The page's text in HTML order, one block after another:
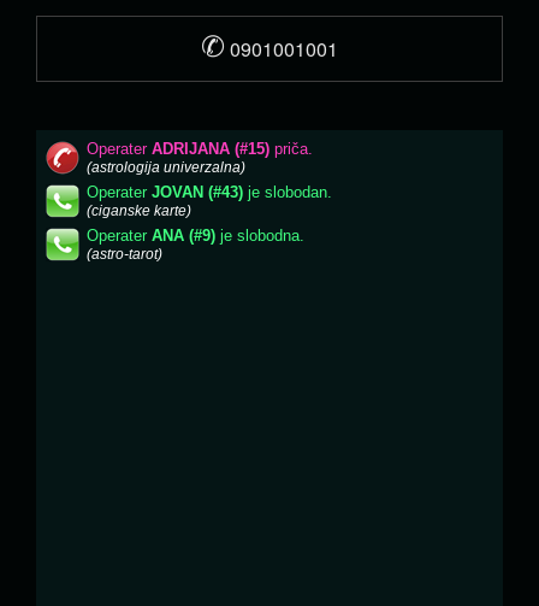
✆ 0901001001